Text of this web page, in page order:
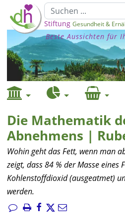
Stiftung Gesundheit &
Beste Aussichten für
Die Mathematik
Abnehmens |
Wohin geht das Fett, wenn man
zeigt, dass 84 % der Masse eines
Kohlenstoffdioxid (ausgeatmet)
werden.